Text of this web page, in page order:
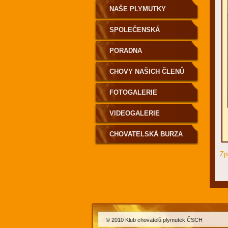
NAŠE PLYMUTKY
SPOLEČENSKÁ
KRONIKA
PORADNA
CHOVY NAŠICH ČLENŮ
FOTOGALERIE
VIDEOGALERIE
CHOVATELSKÁ BURZA
© 2010 Klub chovatelů plymutek ČSCH